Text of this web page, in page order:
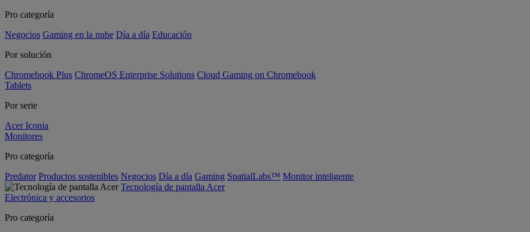
Pro categoría
Negocios Gaming en la nube Día a día Educación
Por solución
Chromebook Plus ChromeOS Enterprise Solutions Cloud Gaming on Chromebook
Tablets
Por serie
Acer Iconia
Monitores
Pro categoría
Predator Productos sostenibles Negocios Día a día Gaming SpatialLabs™ Monitor inteligente
Tecnología de pantalla Acer
Electrónica y accesorios
Pro categoría